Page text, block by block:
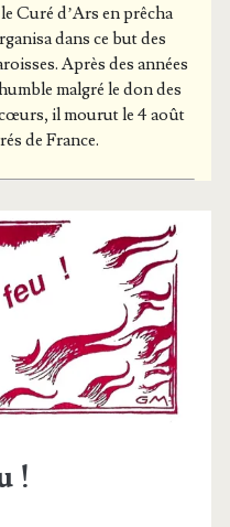
Curé d’Ars en prê­cha
dans ce but des
Après des années
mal­gré le don des
il mou­rut le 4 août
de France.
!